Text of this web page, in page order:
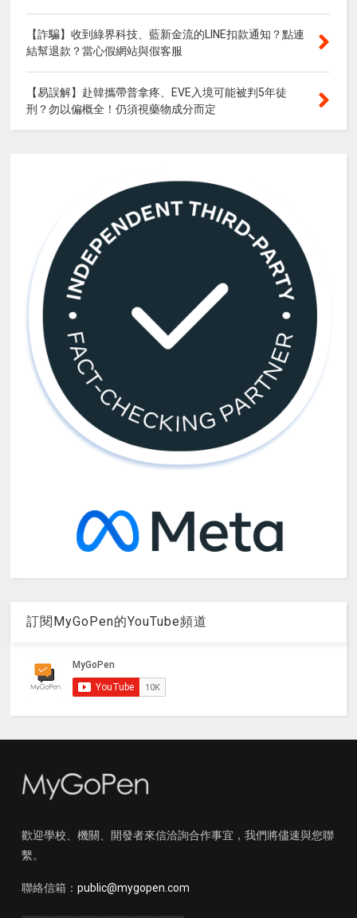
【詐騙】收到綠界科技、藍新金流的LINE扣款通知？點連
結幫退款？當心假網站與假客服
【易誤解】赴韓攜帶普拿疼、EVE入境可能被判5年徒
刑？勿以偏概全！仍須視藥物成分而定
訂閱MyGoPen的YouTube頻道
歡迎學校、機關、開發者來信洽詢合作事宜，我們將儘速與您聯
繫。
聯絡信箱： public@mygopen.com